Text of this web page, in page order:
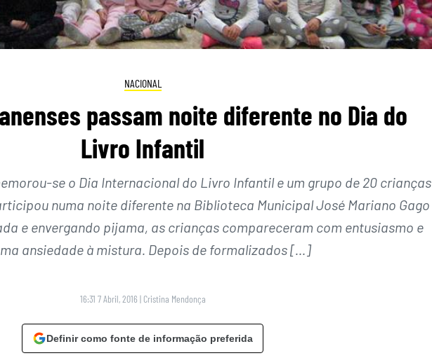
NACIONAL
passam noite diferente no Dia do
Livro Infantil
se o Dia Internacional do Livro Infantil e um grupo de 20 crianças
numa noite diferente na Biblioteca Municipal José Mariano Gago
e envergando pijama, as crianças compareceram com entusiasmo e
ansiedade à mistura. Depois de formalizados […]
16:31 7 Abril, 2016 | Cristina Mendonça
Definir como fonte de informação preferida